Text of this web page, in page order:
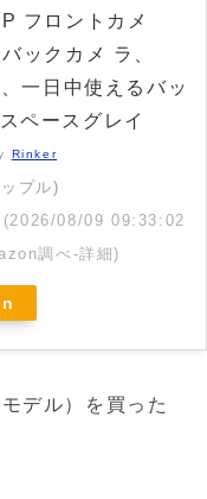
フロントカメ
ックカメ ラ、
一日中使えるバッ
ペースグレイ
Rinker
プル)
(2026/08/09 09:33:02
調べ-詳細)
デル）を買った